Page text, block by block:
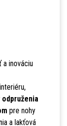
a inováciu
pre nohy
a lakťová